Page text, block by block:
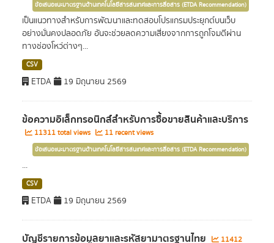
ข้อเสนอแนะมาตรฐานด้านเทคโนโลยีสารสนเทศและการสื่อสาร (ETDA Recommendation)
เป็นแนวทางสำหรับการพัฒนาและทดสอบโปรแกรมประยุกต์บนเว็บ
อย่างมั่นคงปลอดภัย อันจะช่วยลดความเสี่ยงจากการถูกโจมตีผ่าน
ทางช่องโหว่ต่างๆ...
CSV
ETDA 19 มิถุนายน 2569
ข้อความอิเล็กทรอนิกส์สำหรับการซื้อขายสินค้าและบริการ
11311 total views 11 recent views
ข้อเสนอแนะมาตรฐานด้านเทคโนโลยีสารสนเทศและการสื่อสาร (ETDA Recommendation)
...
CSV
ETDA 19 มิถุนายน 2569
บัญชีรายการข้อมูลยาและรหัสยามาตรฐานไทย
11412